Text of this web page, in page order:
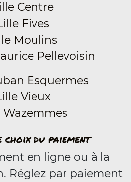
Centre
Fives
Moulins
Pellevoisin
Esquermes
Vieux
Wazemmes
choix du paiement
en ligne ou à la
Réglez par paiement